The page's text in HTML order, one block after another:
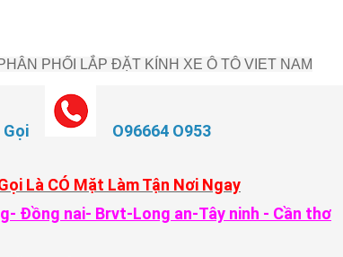
PHỐI LẮP ĐẶT KÍNH XE Ô TÔ VIET NAM
Gọi O96664 O953
Là CÓ Mặt Làm Tận Nơi Ngay
Đồng nai- Brvt-Long an-Tây ninh - Cần thơ